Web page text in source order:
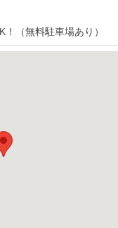
（無料駐車場あり）